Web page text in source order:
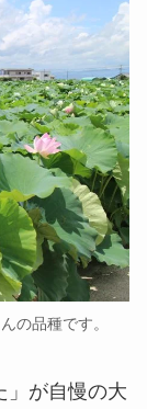
の品種です。
」が自慢の大